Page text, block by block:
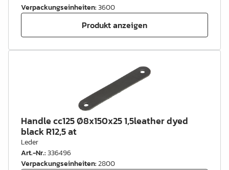
Verpackungseinheiten:3600
Produkt anzeigen
Handle cc125 Ø8x150x25 1,5leather dyed
black R12,5 at
Leder
Art.-Nr.:336496
Verpackungseinheiten:2800